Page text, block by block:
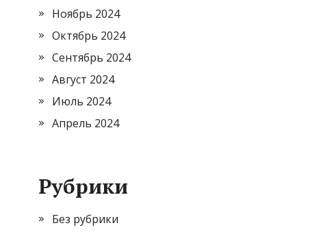
Ноябрь 2024
Октябрь 2024
Сентябрь 2024
Август 2024
Июль 2024
Апрель 2024
Рубрики
Без рубрики